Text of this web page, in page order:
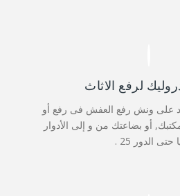
لرفع الاثاث
على ونش رفع العفش فى رفع أو
أو بضاعتك من و إلى الأدوار
حتى الدور 25 .